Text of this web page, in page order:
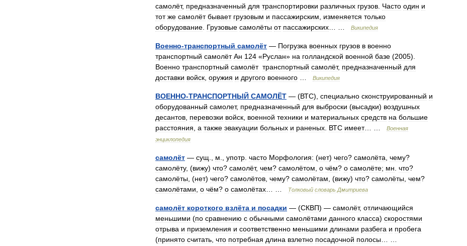
самолёт, предназначенный для транспортировки различных грузов Часто один и
тот же самолёт бывает грузовым и пассажирским изменяется только
оборудование Грузовые самолёты от пассажирских Википедия
Военно-транспортный самолёт — Погрузка военных грузов в военно
транспортный самолёт Ан 124 «Руслан» на голландской военной базе (2005).
Военно транспортный самолёт транспортный самолёт, предназначенный для
доставки войск оружия и другого военного Википедия
ВОЕННО-ТРАНСПОРТНЫЙ САМОЛЁТ — (ВТС), специально сконструированный и
оборудованный самолет, предназначенный для выброски (высадки) воздушных
десантов перевозки войск военной техники и материальных средств на большие
расстояния а также эвакуации больных и раненых ВТС имеет… …
Военная
энциклопедия
самолёт — сущ м употр часто Морфология: (нет) чего? самолёта чему?
самолёту, (вижу) что? самолёт, чем? самолётом о чём? о самолёте; мн что?
самолёты , (нет) чего? самолётов чему? самолётам , (вижу) что? самолёты чем?
самолётами о чём? о самолётах Толковый словарь Дмитриева
самолёт короткого взлёта и посадки — (СКВП) — самолёт, отличающийся
меньшими (по сравнению с обычными самолётами данного класса) скоростями
отрыва и приземления и соответственно меньшими длинами разбега и пробега
(принято считать что потребная длина взлетно посадочной полосы